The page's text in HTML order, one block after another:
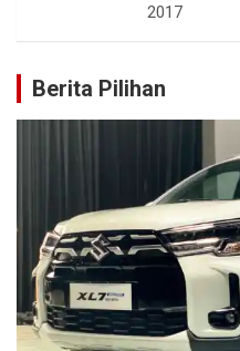
2017
Berita Pilihan